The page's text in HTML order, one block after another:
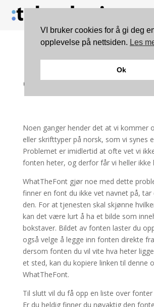
Finn ut hvilken
er med
Noen ganger hender det at vi kommer
eller skrifttyper på norsk, som vi synes
Problemet er imidlertid at ofte vet vi
fonten heter, og derfor får vi heller ikke
WhatTheFont gjør noe med dette
finner en font du ikke vet navnet på, tar
den. For at tjenesten skal skjønne
kan det være lurt å ha et bilde som
bokstaver. Bildet av fonten laster du
også velge å legge inn fonten direkte
dersom fonten du vil vite hva heter
et sted, kan du kopiere linken til denne
WhatTheFont.
Til slutt vil du få opp en liste over
Er du heldig finner du nøyaktig den
VI bruker cookies for å gi deg
opplevelse på nettsiden. Les
Ok